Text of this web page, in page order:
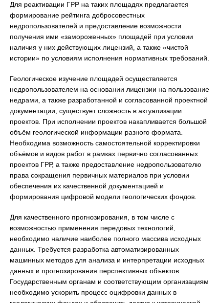
Для реактивации ГРР на таких площадях предлагается
формирование рейтинга добросовестных
недропользователей и предоставление возможности
получения ими «замороженных» площадей при условии
наличия у них действующих лицензий, а также «чистой
истории» по условиям исполнения нормативных требований.
Геологическое изучение площадей осуществляется
недропользователем на основании лицензии на пользование
недрами, а также разработанной и согласованной проектной
документации, существует сложность в актуализации
проектов. При исполнении проектов накапливается большой
объём геологической информации разного формата.
Необходима возможность самостоятельной корректировки
объёмов и видов работ в рамках первично согласованных
проектов ГРР, а также предоставление недропользователю
права сокращения первичных материалов при условии
обеспечения их качественной документацией и
формирования цифровой модели геологических фондов.
Для качественного прогнозирования, в том числе с
возможностью применения передовых технологий,
необходимо наличие наиболее полного массива исходных
данных. Требуется разработка автоматизированных
машинных методов для анализа и интерпретации исходных
данных и прогнозирования перспективных объектов.
Государственным органам и соответствующим организациям
необходимо ускорить процесс оцифровки данных в